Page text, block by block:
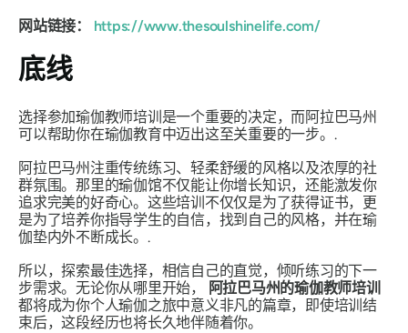
网站链接： https://www.thesoulshinelife.com/
底线
选择参加瑜伽教师培训是一个重要的决定，而阿拉巴马州
可以帮助你在瑜伽教育中迈出这至关重要的一步。.
阿拉巴马州注重传统练习、轻柔舒缓的风格以及浓厚的社
群氛围。那里的瑜伽馆不仅能让你增长知识，还能激发你
追求完美的好奇心。这些培训不仅仅是为了获得证书，更
是为了培养你指导学生的自信，找到自己的风格，并在瑜
伽垫内外不断成长。.
所以，探索最佳选择，相信自己的直觉，倾听练习的下一
步需求。无论你从哪里开始，
阿拉巴马州的瑜伽教师培训
都将成为你个人瑜伽之旅中意义非凡的篇章，即使培训结
束后，这段经历也将长久地伴随着你。